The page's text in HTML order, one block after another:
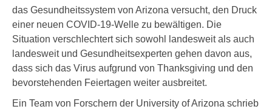
das Gesundheitssystem von Arizona versucht, den Druck
einer neuen COVID-19-Welle zu bewältigen. Die
Situation verschlechtert sich sowohl landesweit als auch
landesweit und Gesundheitsexperten gehen davon aus,
dass sich das Virus aufgrund von Thanksgiving und den
bevorstehenden Feiertagen weiter ausbreitet.
Ein Team von Forschern der University of Arizona schrieb